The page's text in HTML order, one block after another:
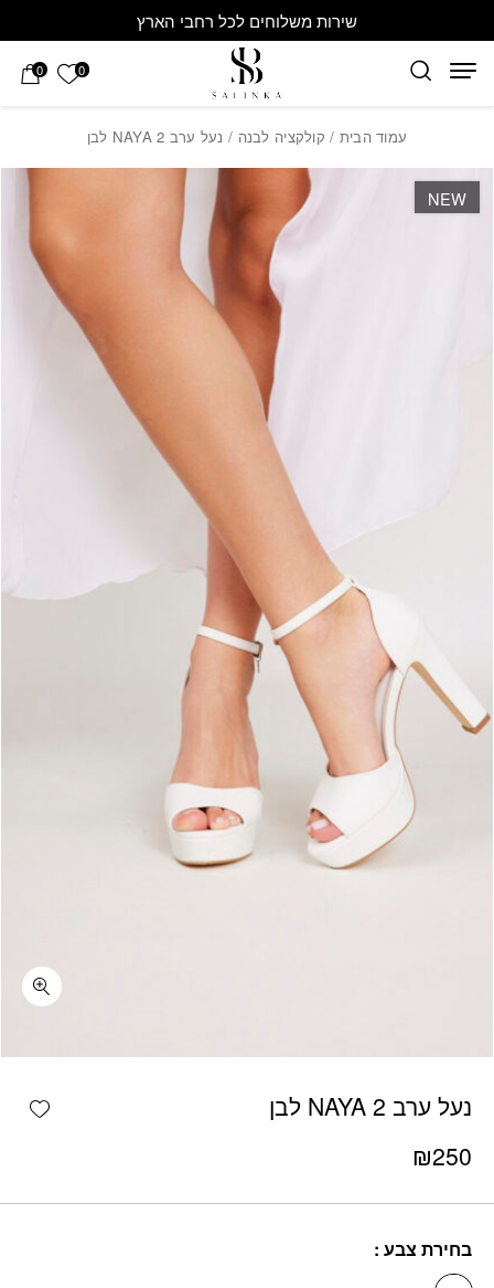
שירות משלוחים לכל רחבי הארץ
0
0
עמוד הבית / קולקציה לבנה / נעל ערב NAYA 2 לבן
נעל ערב NAYA 2 לבן
₪250
בחירת צבע
NEW